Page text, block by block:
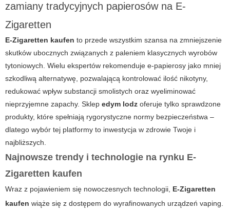
zamiany tradycyjnych papierosów na E-
Zigaretten
E-Zigaretten kaufen to przede wszystkim szansa na zmniejszenie
skutków ubocznych związanych z paleniem klasycznych wyrobów
tytoniowych. Wielu ekspertów rekomenduje e-papierosy jako mniej
szkodliwą alternatywę, pozwalającą kontrolować ilość nikotyny,
redukować wpływ substancji smolistych oraz wyeliminować
nieprzyjemne zapachy. Sklep edym lodz oferuje tylko sprawdzone
produkty, które spełniają rygorystyczne normy bezpieczeństwa –
dlatego wybór tej platformy to inwestycja w zdrowie Twoje i
najbliższych.
Najnowsze trendy i technologie na rynku E-
Zigaretten kaufen
Wraz z pojawieniem się nowoczesnych technologii, E-Zigaretten
kaufen wiąże się z dostępem do wyrafinowanych urządzeń vaping.